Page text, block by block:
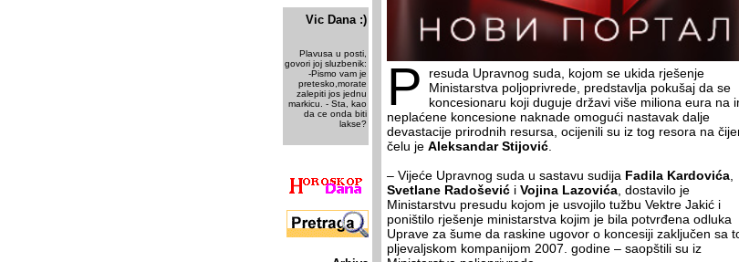
Vic Dana :)
Plavusa u posti,
govori joj sluzbenik:
-Pismo vam je
pretesko,morate
zalepiti jos jednu
markicu. - Sta, kao
da ce onda biti
lakse?
P
resuda Upravnog suda, kojom se ukida rješenje
Ministarstva poljoprivrede, predstavlja pokušaj da se
koncesionaru koji duguje državi više miliona eura na
neplaćene koncesione naknade omogući nastavak dalje
devastacije prirodnih resursa, ocijenili su iz tog resora na
čelu je Aleksandar Stijović
– Vijeće Upravnog suda u sastavu sudija Fadila Kardovića
Svetlane Radošević i Vojina Lazovića , dostavilo je
Ministarstvu presudu kojom je usvojilo tužbu Vektre Jakić i
poništilo rješenje ministarstva kojim je bila potvrđena odluka
Uprave za šume da raskine ugovor o koncesiji zaključen sa
pljevaljskom kompanijom 2007. godine – saopštili su iz